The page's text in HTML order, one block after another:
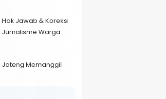
Hak Jawab & Koreksi
Jurnalisme Warga
Jateng Memanggil